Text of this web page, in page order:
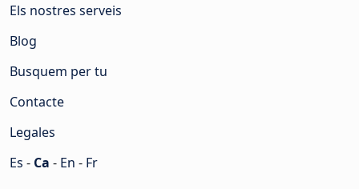
Els nostres serveis
Blog
Busquem per tu
Contacte
Legales
Es - Ca - En - Fr